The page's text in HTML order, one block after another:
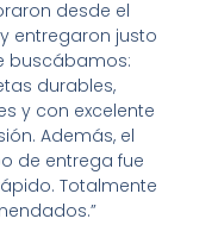
desde el
entregaron justo
buscábamos:
durables,
y con excelente
Además, el
de entrega fue
Totalmente